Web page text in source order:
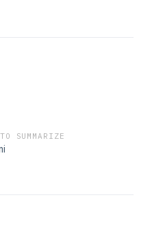
SUMMARIZE